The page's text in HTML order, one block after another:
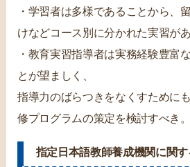
・学習者は多様であることから、
けなどコース別に分かれた実習が
・教育実習指導者は実務経験豊富
とが望ましく、
指導力のばらつきをなくすために
修プログラムの策定を検討すべき。
指定日本語教師養成機関に関